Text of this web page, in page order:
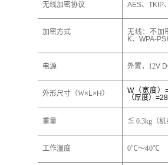
无线加密协议 AES、TKIP
加密方式 无线：不加
K、WPA-
电源 外置，12V
外形尺寸（W× L× H） W（宽度）
（厚度）
重量 ≦ 0.3kg（机
工作温度 0℃～40℃